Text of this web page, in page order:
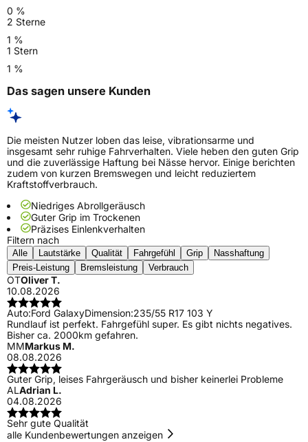
0 %
2 Sterne
1 %
1 Stern
1 %
Das sagen unsere Kunden
Die meisten Nutzer loben das leise, vibrationsarme und
insgesamt sehr ruhige Fahrverhalten. Viele heben den guten Grip
und die zuverlässige Haftung bei Nässe hervor. Einige berichten
zudem von kurzen Bremswegen und leicht reduziertem
Kraftstoffverbrauch.
Niedriges Abrollgeräusch
Guter Grip im Trockenen
Präzises Einlenkverhalten
Filtern nach
Alle Lautstärke Qualität Fahrgefühl Grip
Nasshaftung
Preis-Leistung
Bremsleistung Verbrauch
OTOliver T.
10.08.2026
Auto:Ford GalaxyDimension:235/55 R17 103 Y
Rundlauf ist perfekt. Fahrgefühl super. Es gibt nichts negatives.
Bisher ca. 2000km gefahren.
MMMarkus M.
08.08.2026
Guter Grip, leises Fahrgeräusch und bisher keinerlei Probleme
ALAdrian L.
04.08.2026
Sehr gute Qualität
alle Kundenbewertungen anzeigen